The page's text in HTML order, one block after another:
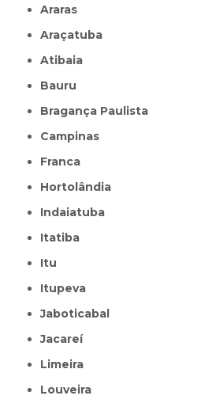
Araras
Araçatuba
Atibaia
Bauru
Bragança Paulista
Campinas
Franca
Hortolândia
Indaiatuba
Itatiba
Itu
Itupeva
Jaboticabal
Jacareí
Limeira
Louveira